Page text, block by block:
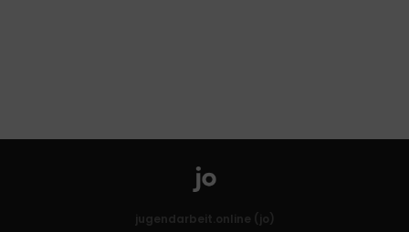
jugendarbeit.online (jo)